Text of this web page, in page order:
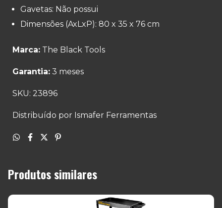
Gavetas: Não possui
Dimensões (AxLxP): 80 x 35 x 76 cm
Marca:The Black Tools
Garantia:3 meses
SKU: 23896
Distribuído por Ismafer Ferramentas
Produtos similares